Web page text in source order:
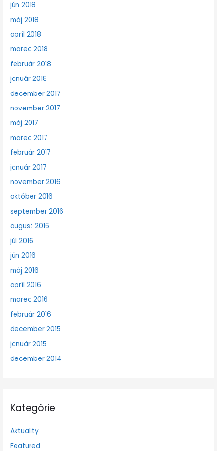
jún 2018
máj 2018
apríl 2018
marec 2018
február 2018
január 2018
december 2017
november 2017
máj 2017
marec 2017
február 2017
január 2017
november 2016
október 2016
september 2016
august 2016
júl 2016
jún 2016
máj 2016
apríl 2016
marec 2016
február 2016
december 2015
január 2015
december 2014
Kategórie
Aktuality
Featured